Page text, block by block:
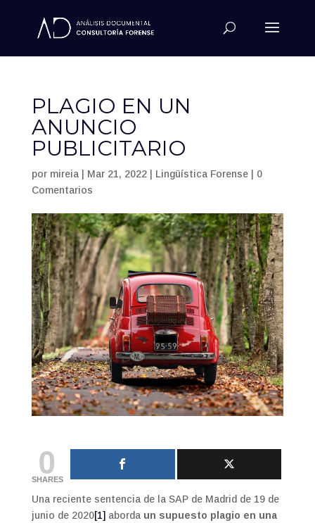
PLAGIO EN UN
ANUNCIO
PUBLICITARIO
por mireia| Mar 21, 2022| Lingüística Forense| 0
Comentarios
0
SHARES
Una reciente sentencia de la SAP de Madrid de 19 de
junio de 2020[1] aborda un supuesto plagio en una